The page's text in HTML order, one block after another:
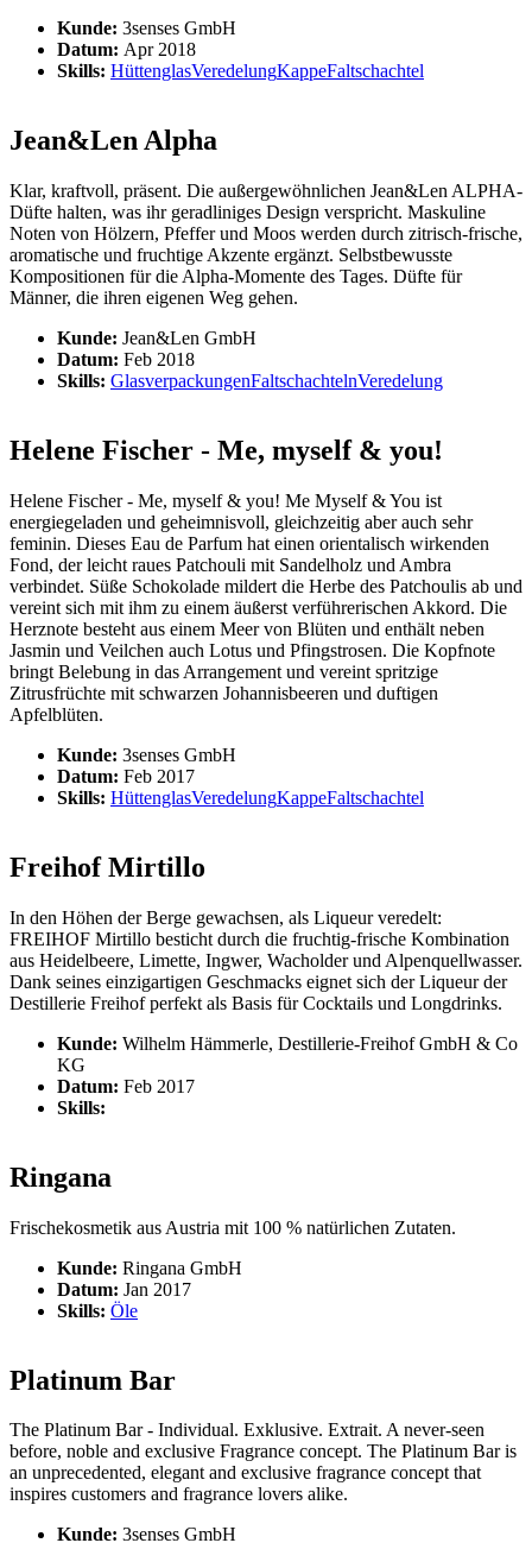
Kunde: 3senses GmbH
Datum: Apr 2018
Skills: HüttenglasVeredelungKappeFaltschachtel
Jean&Len Alpha
Klar, kraftvoll, präsent. Die außergewöhnlichen Jean&Len ALPHA-
Düfte halten, was ihr geradliniges Design verspricht. Maskuline
Noten von Hölzern, Pfeffer und Moos werden durch zitrisch-frische,
aromatische und fruchtige Akzente ergänzt. Selbstbewusste
Kompositionen für die Alpha-Momente des Tages. Düfte für
Männer, die ihren eigenen Weg gehen.
Kunde: Jean&Len GmbH
Datum: Feb 2018
Skills: GlasverpackungenFaltschachtelnVeredelung
Helene Fischer - Me, myself & you!
Helene Fischer - Me, myself & you! Me Myself & You ist
energiegeladen und geheimnisvoll, gleichzeitig aber auch sehr
feminin. Dieses Eau de Parfum hat einen orientalisch wirkenden
Fond, der leicht raues Patchouli mit Sandelholz und Ambra
verbindet. Süße Schokolade mildert die Herbe des Patchoulis ab und
vereint sich mit ihm zu einem äußerst verführerischen Akkord. Die
Herznote besteht aus einem Meer von Blüten und enthält neben
Jasmin und Veilchen auch Lotus und Pfingstrosen. Die Kopfnote
bringt Belebung in das Arrangement und vereint spritzige
Zitrusfrüchte mit schwarzen Johannisbeeren und duftigen
Apfelblüten.
Kunde: 3senses GmbH
Datum: Feb 2017
Skills: HüttenglasVeredelungKappeFaltschachtel
Freihof Mirtillo
In den Höhen der Berge gewachsen, als Liqueur veredelt:
FREIHOF Mirtillo besticht durch die fruchtig-frische Kombination
aus Heidelbeere, Limette, Ingwer, Wacholder und Alpenquellwasser.
Dank seines einzigartigen Geschmacks eignet sich der Liqueur der
Destillerie Freihof perfekt als Basis für Cocktails und Longdrinks.
Kunde: Wilhelm Hämmerle, Destillerie-Freihof GmbH & Co
KG
Datum: Feb 2017
Skills:
Ringana
Frischekosmetik aus Austria mit 100 % natürlichen Zutaten.
Kunde: Ringana GmbH
Datum: Jan 2017
Skills: Öle
Platinum Bar
The Platinum Bar - Individual. Exklusive. Extrait. A never-seen
before, noble and exclusive Fragrance concept. The Platinum Bar is
an unprecedented, elegant and exclusive fragrance concept that
inspires customers and fragrance lovers alike.
Kunde: 3senses GmbH